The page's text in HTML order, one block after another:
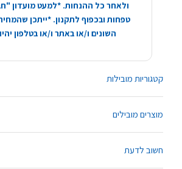
קטגוריות מובילות
מוצרים מובילים
חשוב לדעת
ולאחר כל ההנחות. *למעט מועדון
טפחות ובכפוף לתקנון. *ייתכן
השונים ו/או באתר ו/או בטלפון יהיו